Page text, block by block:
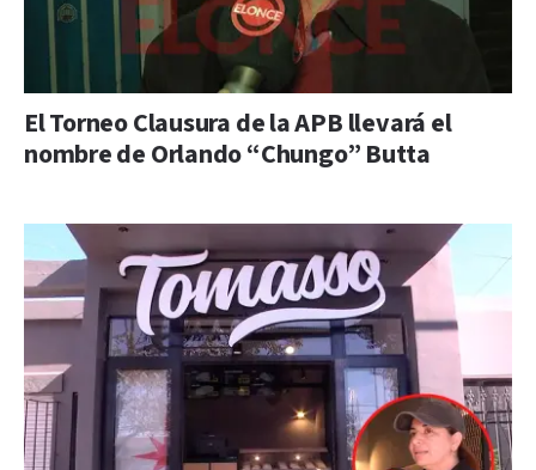
El Torneo Clausura de la APB llevará el
nombre de Orlando “Chungo” Butta